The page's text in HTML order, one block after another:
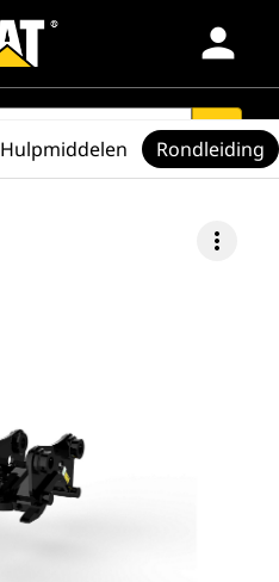
person
search
more_vert
Hulpmiddelen Rondleiding